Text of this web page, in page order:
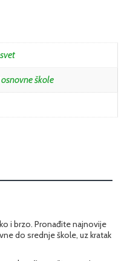
škole
i brzo. Pronađite najnovije
do srednje škole, uz kratak